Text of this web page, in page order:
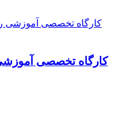
کارگاه تخصصی